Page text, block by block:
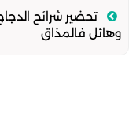
تحضير شرائح
وهائل فالمذاق